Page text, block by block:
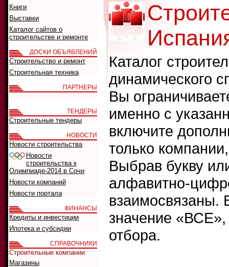
Каталог
динамического
Вы
именно с
включите
только
Выбрав букву
алфавитно-
взаимосвязаны.
значение
отбора.
Книги
Выставки
Каталог сайтов о
строительстве и ремонте
ДОСКИ ОБЪЯВЛЕНИЙ
Строительство и ремонт
Строительная техника
ПАРТНЕРЫ
ТЕНДЕРЫ
Строительные тендеры
НОВОСТИ
Новости строительства
Новости
строительства к
Олимпиаде-2014 в Сочи
Новости компаний
Новости портала
ФИНАНСЫ
Кредиты и инвестиции
Ипотека и субсидии
СПРАВОЧНИКИ
Строительные компании
Магазины